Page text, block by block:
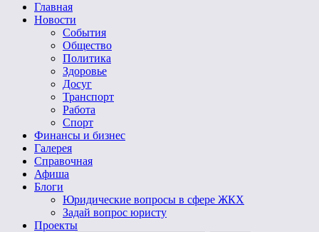
Главная
Новости
События
Общество
Политика
Здоровье
Досуг
Транспорт
Работа
Спорт
Финансы и бизнес
Галерея
Справочная
Афиша
Блоги
Юридические вопросы в сфере ЖКХ
Задай вопрос юристу
Проекты